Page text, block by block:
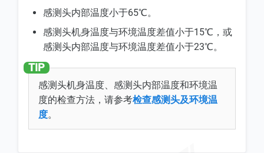
感测头内部温度小于65℃。
感测头机身温度与环境温度差值小于15℃，或
感测头内部温度与环境温度差值小于23℃。
感测头机身温度、感测头内部温度和环境温
度的检查方法，请参考检查感测头及环境温
度。